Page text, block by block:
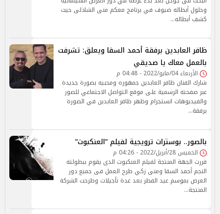
وحلول أبطاله ضيوف في برنامج معكم منى الشاذلى حيث
كشف أبطاله…
ظافر العابدين برفقة أحمد السقا ويعلق: تشرفت
بالعمل معاك يا صديقي
الأربعاء 04/مايو/2022 - 04:48 م
شارك الفنان ظافر العابدين جمهوره ومحبيه بصورة جديدة
عبر صفحته الرسمية على موقع التواصل الاجتماعي للصور
والفيديوهات انستجرام وظهر ظافر العابدين في الصورة
برفقة…
بالصور.. بوسترات ترويجية لفيلم ”العنكبوت”
الخميس 28/أبريل/2022 - 04:26 م
قررت الجهة المنتجة لفيلم العنكبوت الذى يقوم ببطولته
النجم أحمد السقا ومنى زكي طرح العمل فى جميع دور
العرض بموسم عيد الفطر بعد عدة تأجيلات وطرحت الشركة
المنتجة…